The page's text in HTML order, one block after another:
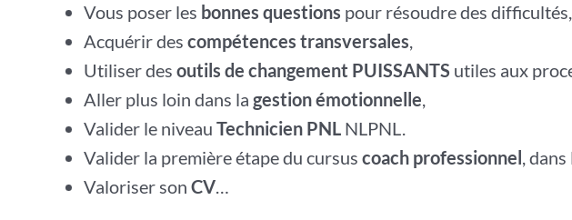
Vous poser les bonnes questions pour résoudre des difficultés,
Acquérir des compétences transversales,
Utiliser des outils de changement PUISSANTS utiles aux
Aller plus loin dans la gestion émotionnelle,
Valider le niveau Technicien PNLNLPNL.
Valider la première étape du cursus coach professionnel,
Valoriser son CV…